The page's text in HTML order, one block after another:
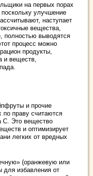
на первых порах
улучшение
наступает
вещества,
полностью выводятся
процесс можно
продукты,
и веществ,
и прочие
по праву считаются
C. Это вещество
и оптимизирует
легких от вредных
(оранжевую или
избавления от